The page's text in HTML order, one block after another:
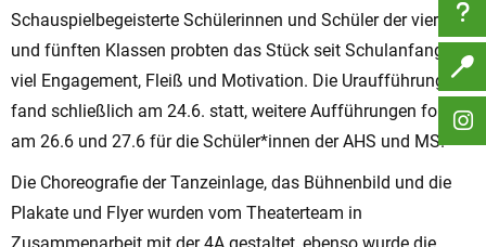
Schauspielbegeisterte Schülerinnen und Schüler der vierten
und fünften Klassen probten das Stück seit Schulanfang mit
viel Engagement, Fleiß und Motivation. Die Uraufführung
fand schließlich am 24.6. statt, weitere Aufführungen folgten
am 26.6 und 27.6 für die Schüler*innen der AHS und MS.
Die Choreografie der Tanzeinlage, das Bühnenbild und die
Plakate und Flyer wurden vom Theaterteam in